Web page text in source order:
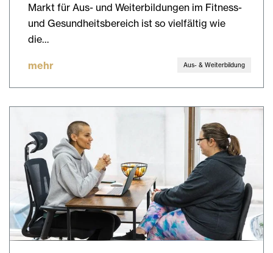
Markt für Aus- und Weiterbildungen im Fitness-
und Gesundheitsbereich ist so vielfältig wie
die…
mehr Aus- & Weiterbildung